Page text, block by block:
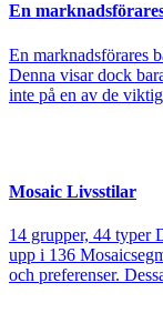
En
En marknadsförares
Denna visar dock
inte på en av de
Mosaic Livsstilar
14 grupper, 44 typer
upp i 136
och preferenser.